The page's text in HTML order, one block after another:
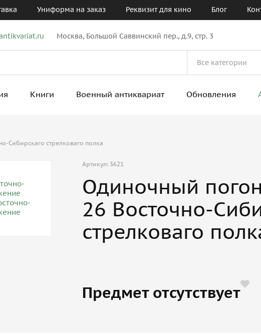
Униформа на заказ Реквизит для кино Блог
Москва, Большой Саввинский пер., д.9, стр. 3
Книги Военный антиквариат Обновления
Сибирскаго стрелковаго полка
Артикул: 3621
Одиночный
26 Восточно-
стрелковаго
Предмет отсутствует